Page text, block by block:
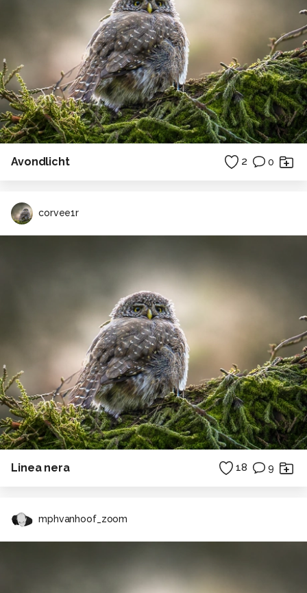
Avondlicht 2 0
corvee1r
Linea nera 18 9
mphvanhoof_zoom